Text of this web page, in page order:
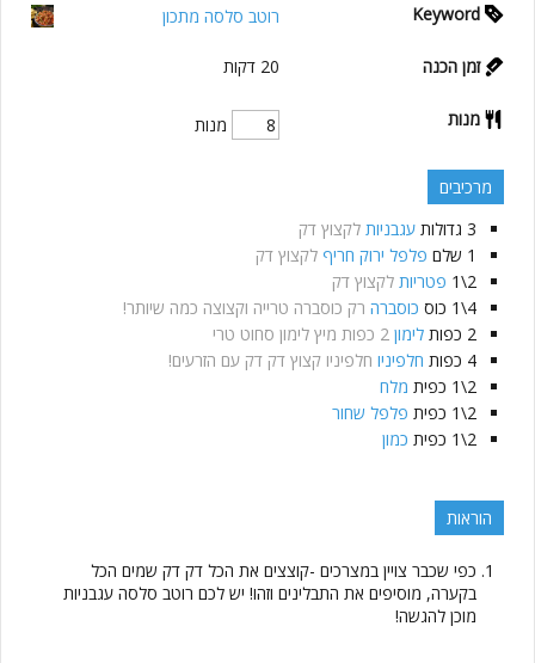
Keyword רוטב סלסה מתכון
זמן הכנה 20 דקות
מנות מנות
מרכיבים
3 גדולות עגבניות לקצוץ דק
1 שלם פלפל ירוק חריף לקצוץ דק
2\1
פטריות לקצוץ דק
4\1
כוס כוסברה רק כוסברה טרייה וקצוצה כמה שיותר!
2 כפות לימון 2 כפות מיץ לימון סחוט טרי
4 כפות חלפיניו חלפיניו קצוץ דק דק עם הזרעים!
2\1
כפית מלח
2\1
כפית פלפל שחור
2\1
כפית כמון
הוראות
כפי שכבר צויין במצרכים -קוצצים את הכל דק דק שמים הכל
בקערה, מוסיפים את התבלינים וזהו! יש לכם רוטב סלסה עגבניות
מוכן להגשה!